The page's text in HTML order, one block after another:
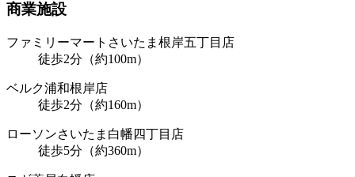
商業施設
ファミリーマートさいたま根岸五丁目店
徒歩2分（約100m）
ベルク浦和根岸店
徒歩2分（約160m）
ローソンさいたま白幡四丁目店
徒歩5分（約360m）